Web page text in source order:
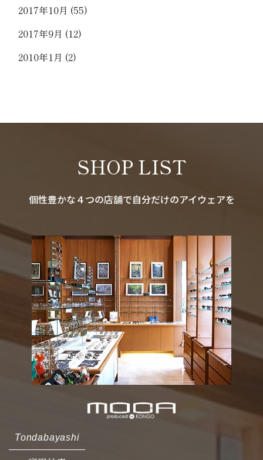
2017年10月 (55)
2017年9月 (12)
2010年1月 (2)
SHOP LIST
個性豊かな４つの店舗で自分だけのアイウェアを
Tondabayashi